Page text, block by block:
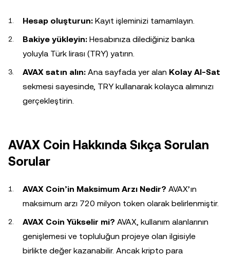
Hesap oluşturun: Kayıt işleminizi tamamlayın.
Bakiye yükleyin: Hesabınıza dilediğiniz banka
yoluyla Türk lirası (TRY) yatırın.
AVAX satın alın: Ana sayfada yer alan Kolay Al-Sat
sekmesi sayesinde, TRY kullanarak kolayca alımınızı
gerçekleştirin.
AVAX Coin Hakkında Sıkça Sorulan
Sorular
AVAX Coin’in Maksimum Arzı Nedir? AVAX’ın
maksimum arzı 720 milyon token olarak belirlenmiştir.
AVAX Coin Yükselir mi? AVAX, kullanım alanlarının
genişlemesi ve topluluğun projeye olan ilgisiyle
birlikte değer kazanabilir. Ancak kripto para